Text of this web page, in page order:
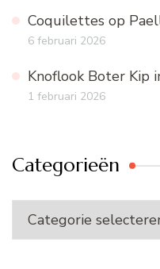
Coquilettes op
6 februari 2026
Knoflook Boter Kip
1 februari 2026
Categorieën
Categorieën